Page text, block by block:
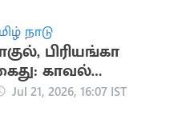
நாடு
பிரியங்கா
காவல்
வந்த
Jul 21, 2026, 16:07 IST